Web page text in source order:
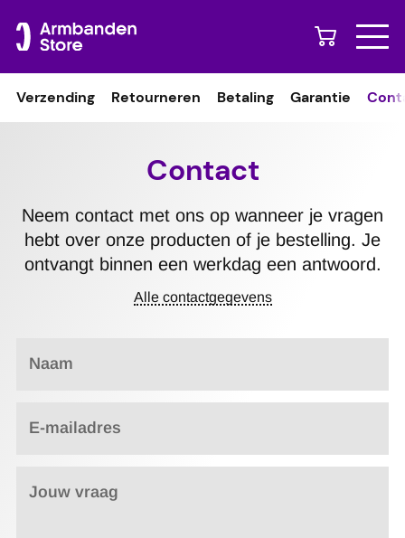
Verzending Retourneren Betaling Garantie
Contact
Neem contact met ons op wanneer je vragen
hebt over onze producten of je bestelling. Je
ontvangt binnen een werkdag een antwoord.
Alle contactgegevens
Naam
E-mailadres
Jouw vraag